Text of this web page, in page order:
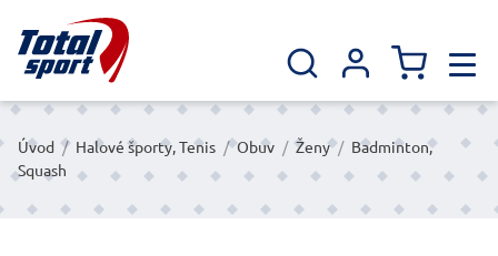
Úvod / Halové športy, Tenis / Obuv / Ženy / Badminton,
Squash